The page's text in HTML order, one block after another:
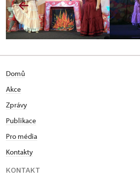
Domů
Akce
Zprávy
Publikace
Pro média
Kontakty
KONTAKT